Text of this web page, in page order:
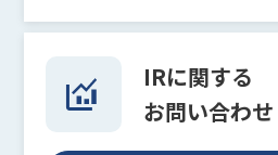
IRに関する
お問い合わせ